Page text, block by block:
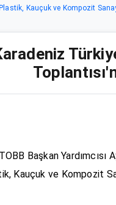
Kauçuk ve Kompozit
Başkan
Kauçuk ve Kompozit